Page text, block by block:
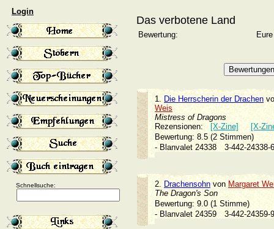
Login
Schnellsuche:
Das verbotene Land
Bewertung:
1. Die Herrscherin der Drachen
Weis
Mistress of Dragons
Rezensionen:[X-Zine]
[X-
Bewertung: 8.5 (2 Stimmen)
- Blanvalet 24338 3-442-
2. DrachensohnvonMargaret
The Dragon's Son
Bewertung: 9.0 (1 Stimme)
- Blanvalet 24359 3-442-